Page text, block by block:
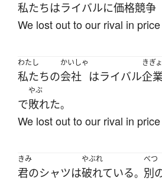
私たちはライバルに価格競争
We lost out to our rival in
わたし
私たちの
かいしゃ
会社 はライバル
きぎ
企業
で
やぶ
敗れた。
We lost out to our rival in
きみ
君のシャツは
やぶれ
破れている。
べつ
別